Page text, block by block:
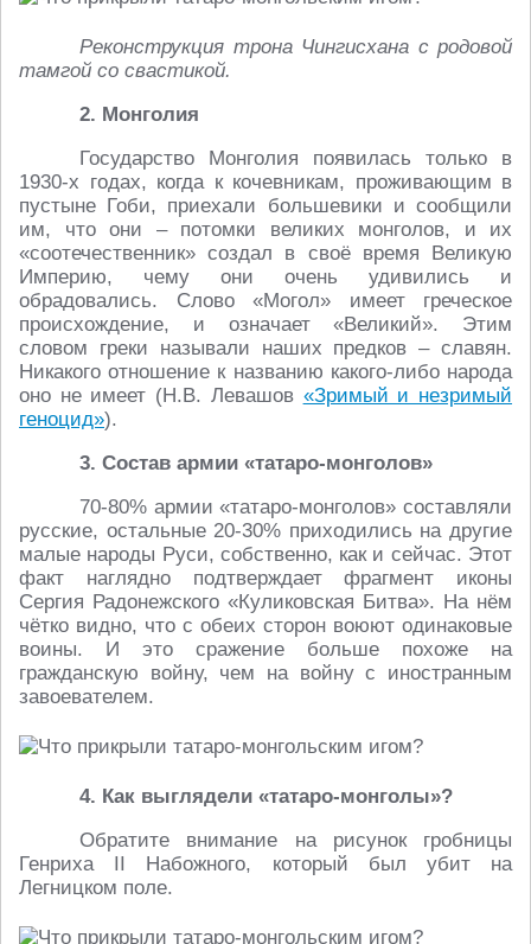
Реконструкция трона Чингисхана с родовой
тамгой со свастикой.
2. Монголия
Государство Монголия появилась только в
1930-х годах, когда к кочевникам, проживающим в
пустыне Гоби, приехали большевики и сообщили
им, что они – потомки великих монголов, и их
«соотечественник» создал в своё время Великую
Империю, чему они очень удивились и
обрадовались. Слово «Могол» имеет греческое
происхождение, и означает «Великий». Этим
словом греки называли наших предков – славян.
Никакого отношение к названию какого-либо народа
оно не имеет (Н.В. Левашов «Зримый и незримый
геноцид»).
3. Состав армии «татаро-монголов»
70-80% армии «татаро-монголов» составляли
русские, остальные 20-30% приходились на другие
малые народы Руси, собственно, как и сейчас. Этот
факт наглядно подтверждает фрагмент иконы
Сергия Радонежского «Куликовская Битва». На нём
чётко видно, что с обеих сторон воюют одинаковые
воины. И это сражение больше похоже на
гражданскую войну, чем на войну с иностранным
завоевателем.
4. Как выглядели «татаро-монголы»?
Обратите внимание на рисунок гробницы
Генриха II Набожного, который был убит на
Легницком поле.